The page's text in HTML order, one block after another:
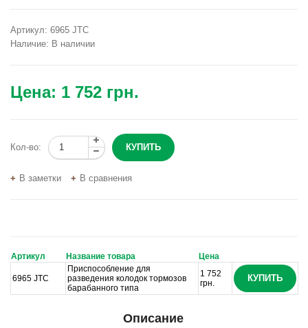
Артикул: 6965 JTC
Наличие: В наличии
Цена: 1 752 грн.
Кол-во:
В заметки В сравнения
Артикул Название товара Цена
6965 JTC
Приспособление для
разведения колодок тормозов
барабанного типа
1 752
грн.
КУПИТЬ
Описание